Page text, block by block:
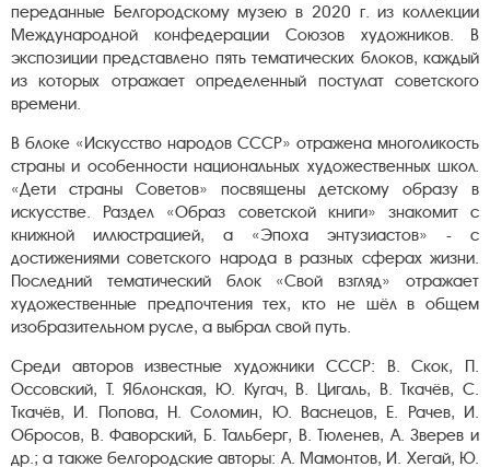
переданные Белгородскому музею в 2020 г. из коллекции
Международной конфедерации Союзов художников. В
экспозиции представлено пять тематических блоков, каждый
из которых отражает определенный постулат советского
времени.
В блоке «Искусство народов СССР» отражена многоликость
страны и особенности национальных художественных школ.
«Дети страны Советов» посвящены детскому образу в
искусстве. Раздел «Образ советской книги» знакомит с
книжной иллюстрацией, а «Эпоха энтузиастов» - с
достижениями советского народа в разных сферах жизни.
Последний тематический блок «Свой взгляд» отражает
художественные предпочтения тех, кто не шёл в общем
изобразительном русле, а выбрал свой путь.
Среди авторов известные художники СССР: В. Скок, П.
Оссовский, Т. Яблонская, Ю. Кугач, В. Цигаль, В. Ткачёв, С.
Ткачёв, И. Попова, Н. Соломин, Ю. Васнецов, Е. Рачев, И.
Обросов, В. Фаворский, Б. Тальберг, В. Тюленев, А. Зверев и
др.; а также белгородские авторы: А. Мамонтов, И. Хегай, Ю.